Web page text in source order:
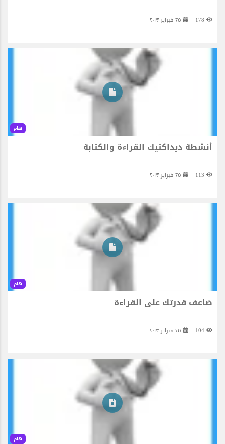
هام
أنشطة ديداكتيك القراءة والكتابة
هام
ضاعف قدرتك على القراءة
104
هام